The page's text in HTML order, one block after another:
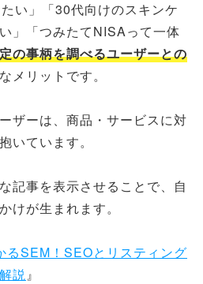
い」「30代向けのスキンケ
」「つみたてNISAって一体
の事柄を調べるユーザー​​との
メリットです。
ザーは、商品・サービスに対
いています。
記事を表示させることで、自
けが生まれます。
るSEM！SEOとリスティング
説』